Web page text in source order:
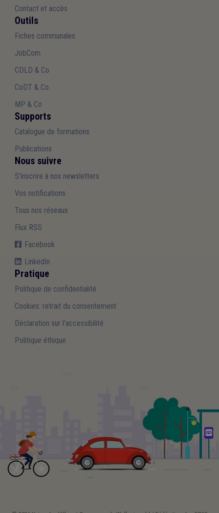
Contact et accès
Outils
Fiches communales
JobCom
CDLD & Co
CoDT & Co
MP & Co
Supports
Catalogue de formations
Publications
Nous suivre
S'inscrire à nos newsletters
Vos notifications
Tous nos réseaux
Flux RSS
Facebook
LinkedIn
Pratique
Politique de confidentialité
Cookies: retrait du consentement
Déclaration sur l'accessibilité
Politique éthique